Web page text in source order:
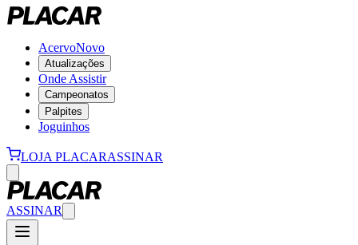
AcervoNovo
Atualizações
Onde Assistir
Campeonatos
Palpites
Joguinhos
LOJA PLACARASSINAR
ASSINAR